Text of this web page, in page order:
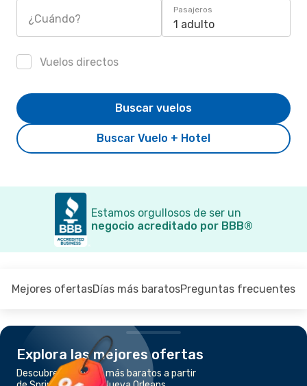
¿Cuándo?
Pasajeros
1 adulto
Vuelos directos
Buscar Vuelo + Hotel
Buscar vuelos
Estamos orgullosos de ser un
negocio acreditado por BBB®
Mejores ofertasDías más baratosPreguntas frecuentes
Explora las mejores ofertas
Descubre los vuelos más baratos a partir